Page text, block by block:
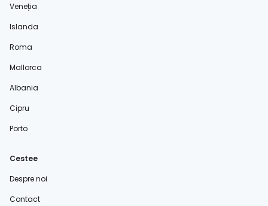
Veneția
Islanda
Roma
Mallorca
Albania
Cipru
Porto
Cestee
Despre noi
Contact